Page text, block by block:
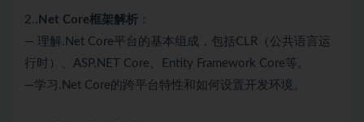
2. .Net Core框架解析 ：
— 理解.Net Core平台的基本组成，包括CLR（公共语言运
行时）、ASP.NET Core、Entity Framework Core等。
—学习.Net Core的跨平台特性和如何设置开发环境。